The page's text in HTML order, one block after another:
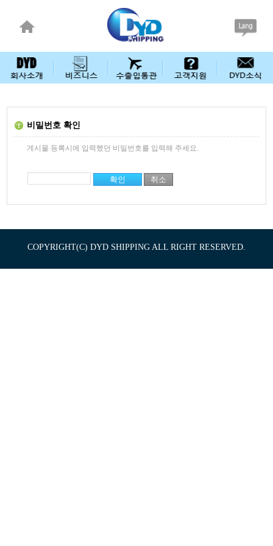
비밀번호 확인
게시물 등록시에 입력했던 비밀번호를 입력해 주세요.
COPYRIGHT(C) DYD SHIPPING ALL RIGHT RESERVED.